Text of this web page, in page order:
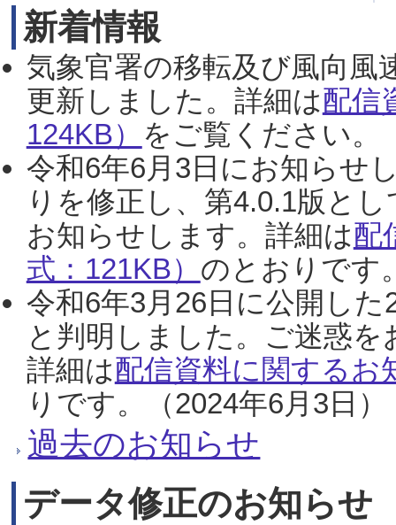
新着情報
気象官署の移転及び風向風
更新しました。詳細は配信
124KB） をご覧ください。
令和6年6月3日にお知らせ
りを修正し、第4.0.1版と
お知らせします。詳細は配
式：121KB） のとおりです
令和6年3月26日に公開し
と判明しました。ご迷惑
詳細は配信資料に関するお
りです。（2024年6月3日）
過去のお知らせ
データ修正のお知らせ